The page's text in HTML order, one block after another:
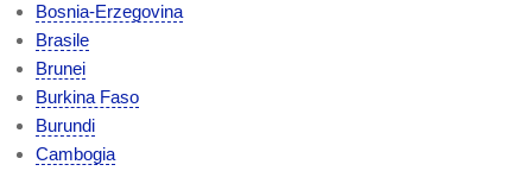
Bosnia-Erzegovina
Brasile
Brunei
Burkina Faso
Burundi
Cambogia